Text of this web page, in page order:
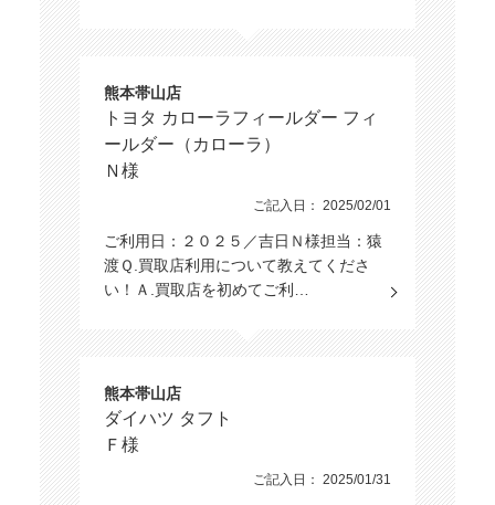
熊本帯山店
トヨタ カローラフィールダー フィ
ールダー（カローラ）
Ｎ様
ご記入日： 2025/02/01
ご利用日：２０２５／吉日Ｎ様担当：猿
渡Ｑ.買取店利用について教えてくださ
い！Ａ.買取店を初めてご利…
熊本帯山店
ダイハツ タフト
Ｆ様
ご記入日： 2025/01/31